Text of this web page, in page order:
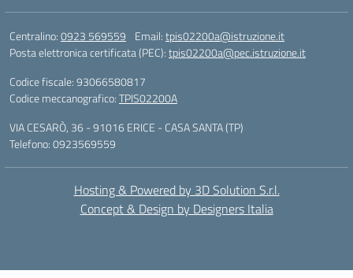
Centralino:0923 569559 Email:tpis02200a@istruzione.it
Posta elettronica certificata (PEC):tpis02200a@pec.istruzione.it
Codice fiscale: 93066580817
Codice meccanografico:TPIS02200A
VIA CESARÒ, 36 - 91016 ERICE - CASA SANTA (TP)
Telefono: 0923569559
Hosting & Powered by 3D Solution S.r.l.
Concept & Design by Designers Italia